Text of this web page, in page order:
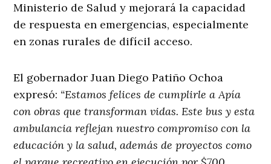
Ministerio de Salud y mejorará la capacidad
de respuesta en emergencias, especialmente
en zonas rurales de difícil acceso.
El gobernador Juan Diego Patiño Ochoa
expresó: “Estamos felices de cumplirle a Apía
con obras que transforman vidas. Este bus y esta
ambulancia reflejan nuestro compromiso con la
educación y la salud, además de proyectos como